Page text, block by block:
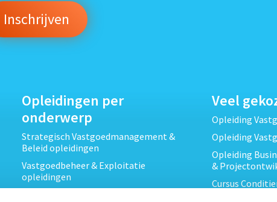
Opleidingen per
onderwerp
Strategisch Vastgoedmanagement &
Beleid opleidingen
Vastgoedbeheer & Exploitatie
opleidingen
Veel
Opleiding
Opleiding
Opleiding
&
Cursus